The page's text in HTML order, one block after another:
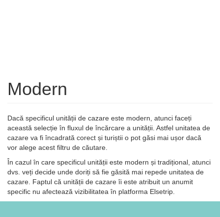
Modern
Dacă specificul unității de cazare este modern, atunci faceți
această selecție în fluxul de încărcare a unității. Astfel unitatea de
cazare va fi încadrată corect și turiștii o pot găsi mai ușor dacă
vor alege acest filtru de căutare.
În cazul în care specificul unității este modern și tradițional, atunci
dvs. veți decide unde doriți să fie găsită mai repede unitatea de
cazare. Faptul că unității de cazare îi este atribuit un anumit
specific nu afectează vizibilitatea în platforma Elsetrip.